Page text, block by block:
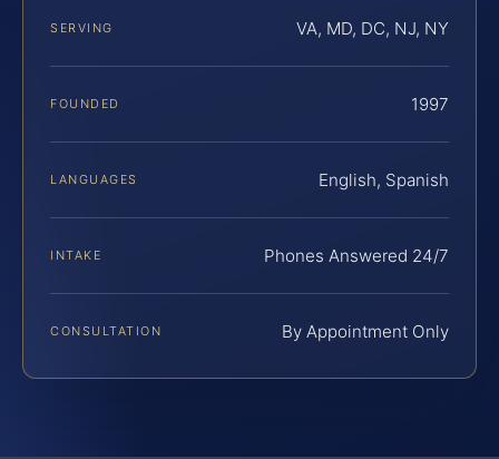
SERVING VA, MD, DC, NJ, NY
FOUNDED 1997
LANGUAGES English, Spanish
INTAKE Phones Answered 24/7
CONSULTATION By Appointment Only